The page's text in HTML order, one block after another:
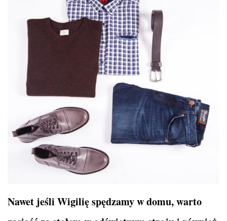
Nawet jeśli Wigilię spędzamy w domu, warto